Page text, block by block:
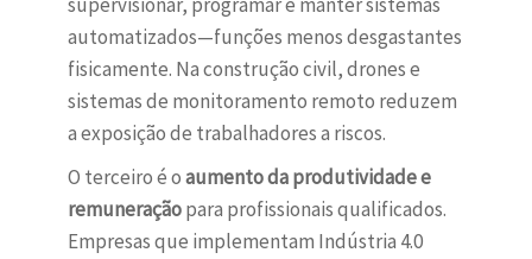
automatizados—funções menos desgastantes
fisicamente. Na construção civil, drones e
sistemas de monitoramento remoto reduzem
a exposição de trabalhadores a riscos.
O terceiro é oaumento da produtividade e
remuneraçãopara profissionais qualificados.
Empresas que implementam Indústria 4.0